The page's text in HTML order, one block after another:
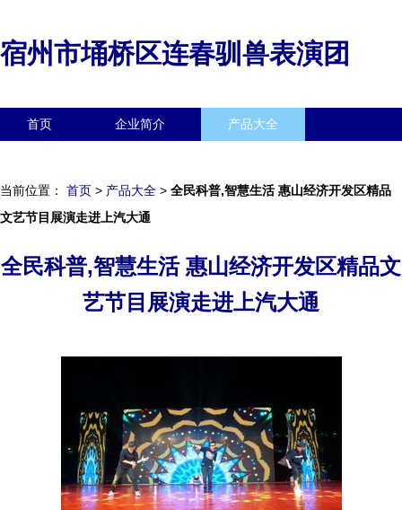
宿州市埇桥区连春驯兽表演团
首页 企业简介 产品大全
当前位置： 首页 > 产品大全 > 全民科普,智慧生活 惠山经济开发区精品
文艺节目展演走进上汽大通
全民科普,智慧生活 惠山经济开发区精品文
艺节目展演走进上汽大通